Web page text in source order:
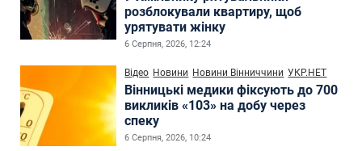
розблокували квартиру, щоб
урятувати жінку
6 Серпня, 2026, 12:24
Відео Новини Новини Вінниччини УКР.НЕТ
Вінницькі медики фіксують до 700
викликів «103» на добу через
спеку
6 Серпня, 2026, 10:24